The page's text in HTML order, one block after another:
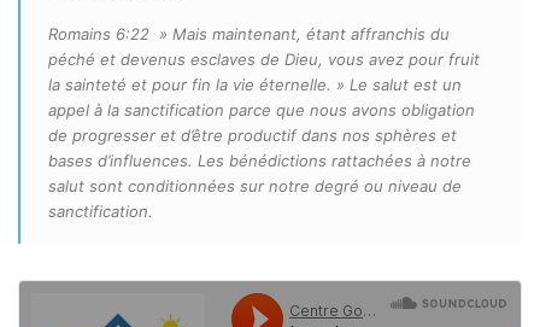
Romains 6:22 » Mais maintenant, étant affranchis du
péché et devenus esclaves de Dieu, vous avez pour fruit
la sainteté et pour fin la vie éternelle. » Le salut est un
appel à la sanctification parce que nous avons obligation
de progresser et d’être productif dans nos sphères et
bases d’influences. Les bénédictions rattachées à notre
salut sont conditionnées sur notre degré ou niveau de
sanctification.